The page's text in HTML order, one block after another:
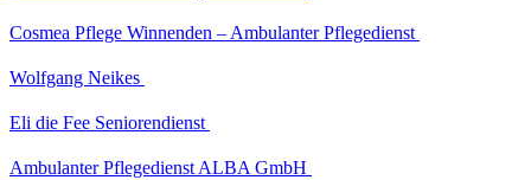
Cosmea Pflege Winnenden – Ambulanter Pflegedienst
Wolfgang Neikes
Eli die Fee Seniorendienst
Ambulanter Pflegedienst ALBA GmbH